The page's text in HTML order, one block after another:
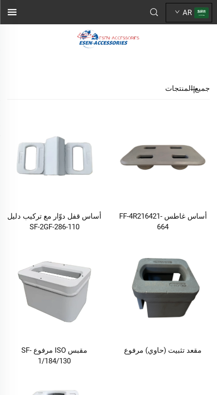
AR
جميع المنتجات
أساس غاطس FF-4R216421-
664
أساس قفل دوّار مع تركيب دليل
SF-2GF-286-110
مقعد تثبيت (حاوي) مرفوع
مقبس ISO مرفوع SF-
1/184/130